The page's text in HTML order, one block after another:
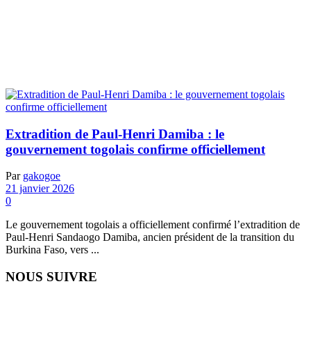
Extradition de Paul-Henri Damiba : le
gouvernement togolais confirme officiellement
Par gakogoe
21 janvier 2026
0
Le gouvernement togolais a officiellement confirmé l’extradition de
Paul-Henri Sandaogo Damiba, ancien président de la transition du
Burkina Faso, vers ...
NOUS SUIVRE